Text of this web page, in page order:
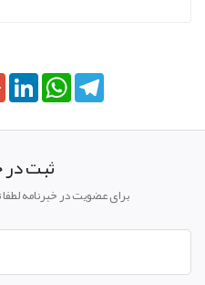
Google+LinkedInWhatsApp
ثبت در
برای عضویت در خبرنامه لطفا